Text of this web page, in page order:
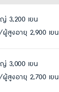
3,200 เยน
ผู้สูงอายุ 2,900 เยน
3,000 เยน
ผู้สูงอายุ 2,700 เยน